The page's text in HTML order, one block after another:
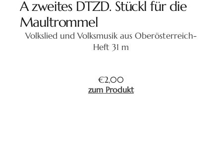
A zweites DTZD. Stückl für die
Maultrommel
Volkslied und Volksmusik aus Oberösterreich-
Heft 31 m
€2,00
zum Produkt